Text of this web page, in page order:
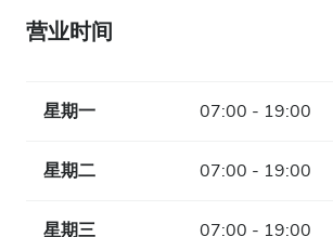
营业时间
星期一 07:00 - 19:00
星期二 07:00 - 19:00
星期三 07:00 - 19:00